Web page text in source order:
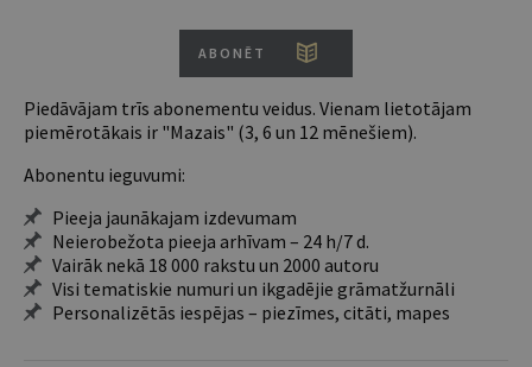
ABONĒT
Piedāvājam trīs abonementu veidus. Vienam lietotājam
piemērotākais ir "Mazais" (3, 6 un 12 mēnešiem).
Abonentu ieguvumi:
Pieeja jaunākajam izdevumam
Neierobežota pieeja arhīvam – 24 h/7 d.
Vairāk nekā 18 000 rakstu un 2000 autoru
Visi tematiskie numuri un ikgadējie grāmatžurnāli
Personalizētās iespējas – piezīmes, citāti, mapes